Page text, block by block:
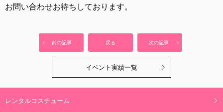
お問い合わせお待ちしております。
前の記事 戻る 次の記事
イベント実績一覧
レンタルコスチューム